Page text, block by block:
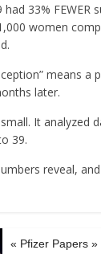
33% FEWER
women
means a
later.
It analyzed
39.
reveal,
« Pfizer Papers